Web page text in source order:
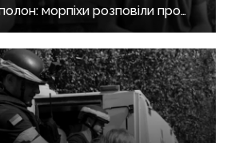
морпіхи розповіли про
на Донеччині